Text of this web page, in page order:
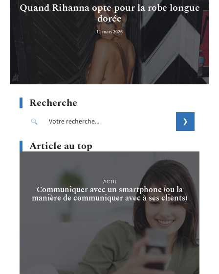
Quand Rihanna opte pour la robe longue
dorée
11 mars 2026
Recherche
Article au top
ACTU
Communiquer avec un smartphone (ou la
manière de communiquer avec à ses clients)